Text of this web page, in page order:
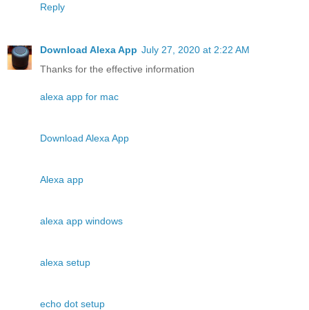
Reply
Download Alexa App July 27, 2020 at 2:22 AM
Thanks for the effective information
alexa app for mac
Download Alexa App
Alexa app
alexa app windows
alexa setup
echo dot setup